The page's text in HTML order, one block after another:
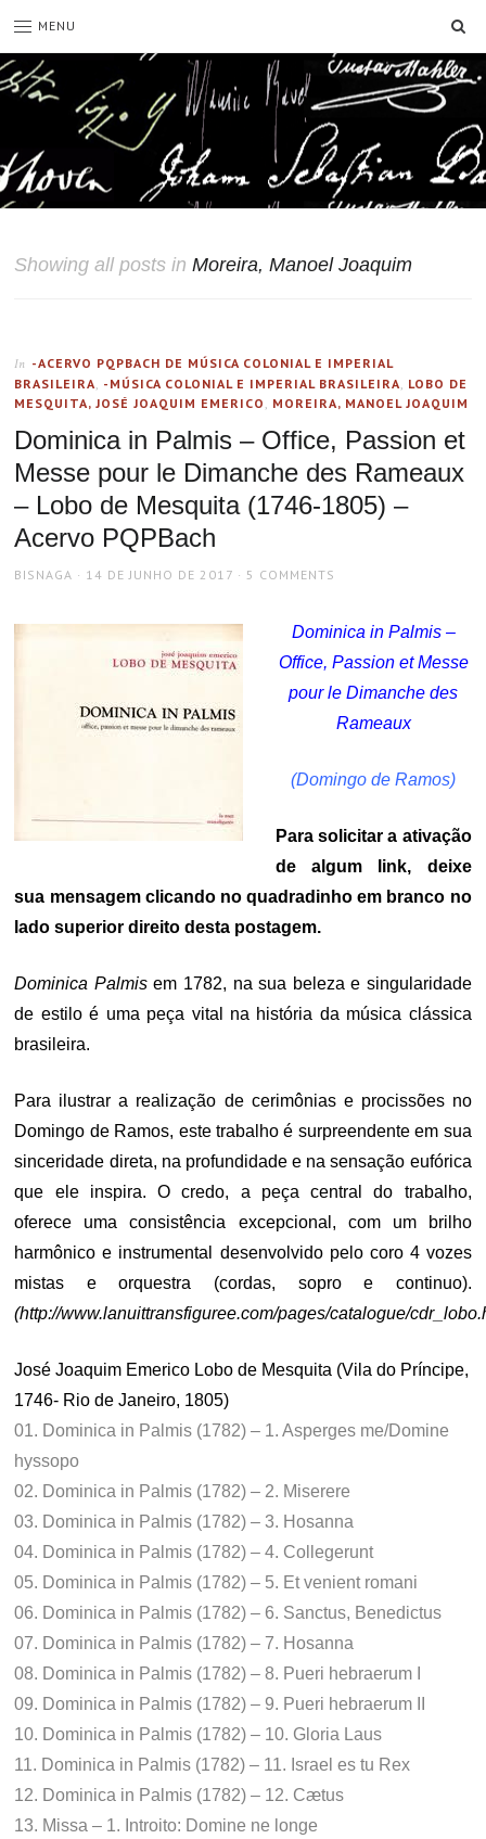
MENU
Showing all posts inMoreira, Manoel Joaquim
In -ACERVO PQPBACH DE MÚSICA COLONIAL E IMPERIAL
BRASILEIRA, -MÚSICA COLONIAL E IMPERIAL BRASILEIRA, LOBO DE
MESQUITA, JOSÉ JOAQUIM EMERICO , MOREIRA, MANOEL JOAQUIM
Dominica in Palmis – Office, Passion et
Messe pour le Dimanche des Rameaux
– Lobo de Mesquita (1746-1805) –
Acervo PQPBach
AUTHOR
BISNAGA
POSTED
14 DE JUNHO DE 2017 5 COMMENTS
Dominica in Palmis –
Office, Passion et Messe
pour le Dimanche des
Rameaux
(Domingo de Ramos)
Para solicitar a ativação
de algum link, deixe
sua mensagem clicando no quadradinho em branco no
lado superior direito desta postagem.
Dominica Palmisem 1782, na sua beleza e singularidade
de estilo é uma peça vital na história da música clássica
brasileira.
Para ilustrar a realização de cerimônias e procissões no
Domingo de Ramos, este trabalho é surpreendente em sua
sinceridade direta, na profundidade e na sensação eufórica
que ele inspira. O credo, a peça central do trabalho,
oferece uma consistência excepcional, com um brilho
harmônico e instrumental desenvolvidopelo coro 4 vozes
mistas e orquestra (cordas, sopro e continuo).
(http://www.lanuittransfiguree.com/pages/catalogue/
José Joaquim Emerico Lobo de Mesquita (Vila do Príncipe,
1746- Rio de Janeiro, 1805)
01. Dominica in Palmis (1782) – 1. Asperges me/Domine
hyssopo
02. Dominica in Palmis (1782) – 2. Miserere
03. Dominica in Palmis (1782) – 3. Hosanna
04. Dominica in Palmis (1782) – 4. Collegerunt
05. Dominica in Palmis (1782) – 5. Et venient romani
06. Dominica in Palmis (1782) – 6. Sanctus, Benedictus
07. Dominica in Palmis (1782) – 7. Hosanna
08. Dominica in Palmis (1782) – 8. Pueri hebraerum I
09. Dominica in Palmis (1782) – 9. Pueri hebraerum II
10. Dominica in Palmis (1782) – 10. Gloria Laus
11. Dominica in Palmis (1782) – 11. Israel es tu Rex
12. Dominica in Palmis (1782) – 12. Cætus
13. Missa – 1. Introito: Domine ne longe